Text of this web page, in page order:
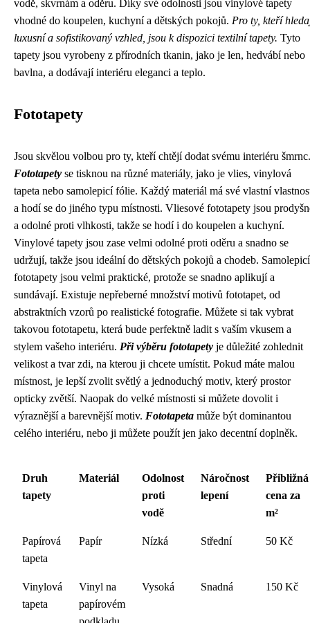
vodě, skvrnám a oděru. Díky své odolnosti jsou vinylové tapety
vhodné do koupelen, kuchyní a dětských pokojů. Pro ty, kteří
luxusní a sofistikovaný vzhled, jsou k dispozici textilní tapety. Tyto
tapety jsou vyrobeny z přírodních tkanin, jako je len, hedvábí nebo
bavlna, a dodávají interiéru eleganci a teplo.
Fototapety
Jsou skvělou volbou pro ty, kteří chtějí dodat svému interiéru šmrnc.
Fototapety se tisknou na různé materiály, jako je vlies, vinylová
tapeta nebo samolepicí fólie. Každý materiál má své vlastní
a hodí se do jiného typu místnosti. Vliesové fototapety jsou
a odolné proti vlhkosti, takže se hodí i do koupelen a kuchyní.
Vinylové tapety jsou zase velmi odolné proti oděru a snadno se
udržují, takže jsou ideální do dětských pokojů a chodeb. Samolepicí
fototapety jsou velmi praktické, protože se snadno aplikují a
sundávají. Existuje nepřeberné množství motivů fototapet, od
abstraktních vzorů po realistické fotografie. Můžete si tak vybrat
takovou fototapetu, která bude perfektně ladit s vaším vkusem a
stylem vašeho interiéru. Při výběru fototapety je důležité zohlednit
velikost a tvar zdi, na kterou ji chcete umístit. Pokud máte malou
místnost, je lepší zvolit světlý a jednoduchý motiv, který prostor
opticky zvětší. Naopak do velké místnosti si můžete dovolit i
výraznější a barevnější motiv. Fototapeta může být dominantou
celého interiéru, nebo ji můžete použít jen jako decentní doplněk.
Druh
tapety
Materiál
Odolnost
proti
vodě
Náročnost
lepení
Přibližná
cena za
m²
Papírová
tapeta
Papír Nízká Střední 50 Kč
Vinylová
tapeta
Vinyl na
papírovém
Vysoká Snadná 150 Kč